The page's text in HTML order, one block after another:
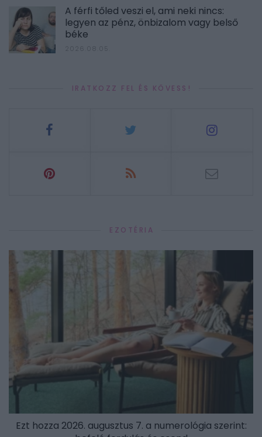
A férfi tőled veszi el, ami neki nincs:
legyen az pénz, önbizalom vagy belső
béke
IRATKOZZ FEL ÉS KÖVESS!
EZOTÉRIA
Ezt hozza 2026. augusztus 7. a numerológia szerint: